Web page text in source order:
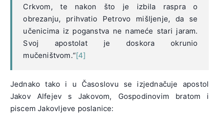
Crkvom, te nakon što je izbila raspra o
obrezanju, prihvatio Petrovo mišljenje, da se
učenicima iz poganstva ne nameće stari jaram.
Svoj apostolat je doskora okrunio
mučeništvom.“[4]
Jednako tako i u Časoslovu se izjednačuje apostol
Jakov Alfejev s Jakovom, Gospodinovim bratom i
piscem Jakovljeve poslanice: